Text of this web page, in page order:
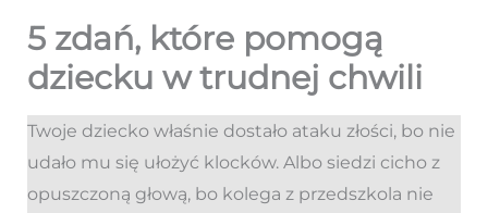
5 zdań, które pomogą
dziecku w trudnej chwili
Twoje dziecko właśnie dostało ataku złości, bo nie
udało mu się ułożyć klocków. Albo siedzi cicho z
opuszczoną głową, bo kolega z przedszkola nie